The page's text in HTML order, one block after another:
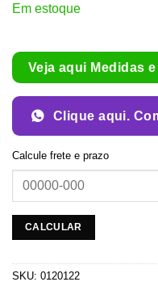
Em estoque
Veja aqui Medidas
Clique aqui.
Calcule frete e prazo
SKU: 0120122